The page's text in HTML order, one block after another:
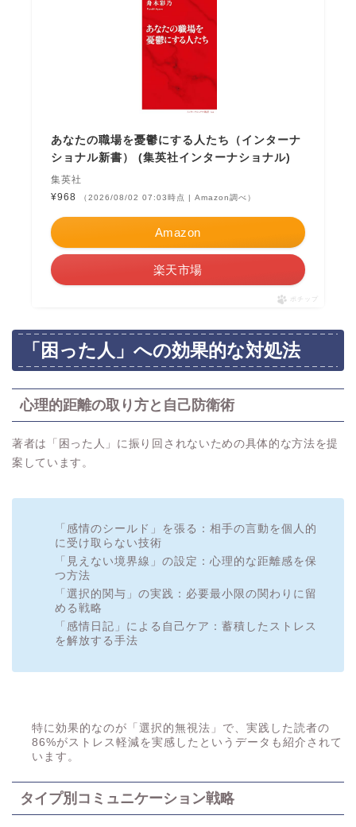
あなたの職場を憂鬱にする人たち（インターナ
ショナル新書） (集英社インターナショナル)
集英社
¥968
（2026/08/02 07:03時点 | Amazon調べ）
Amazon
楽天市場
ポチップ
「困った人」への効果的な対処法
心理的距離の取り方と自己防衛術
著者は「困った人」に振り回されないための具体的な方法を提
案しています。
「感情のシールド」を張る：相手の言動を個人的
に受け取らない技術
「見えない境界線」の設定：心理的な距離感を保
つ方法
「選択的関与」の実践：必要最小限の関わりに留
める戦略
「感情日記」による自己ケア：蓄積したストレス
を解放する手法
特に効果的なのが「選択的無視法」で、実践した読者の
86%がストレス軽減を実感したというデータも紹介されて
います。
タイプ別コミュニケーション戦略